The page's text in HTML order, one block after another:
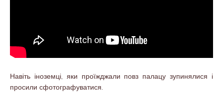
Навіть іноземці, яки проїжджали повз палацу зупинялися і
просили сфотографуватися.